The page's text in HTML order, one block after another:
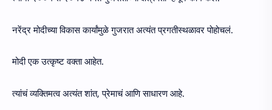
नरेंद्र मोदीच्या विकास कार्यांमुळे गुजरात अत्यंत प्रगतीस्थळावर पोहोचलं.
मोदी एक उत्कृष्ट वक्ता आहेत.
त्यांचं व्यक्तिमत्व अत्यंत शांत, प्रेमाचं आणि साधारण आहे.